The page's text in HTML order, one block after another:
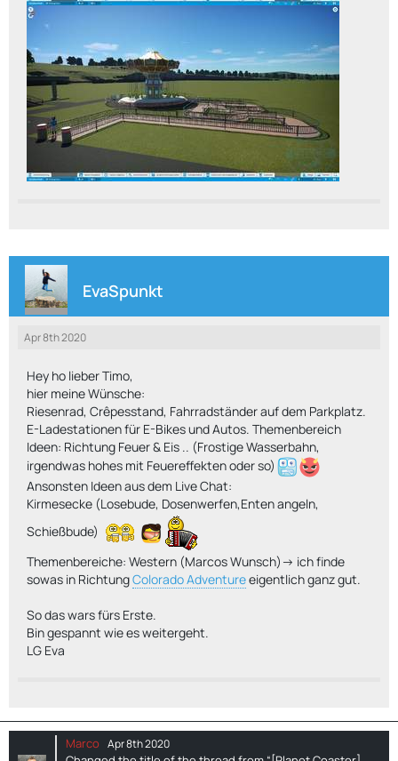
EvaSpunkt
Apr 8th 2020
Hey ho lieber Timo,
hier meine Wünsche:
Riesenrad, Crêpesstand, Fahrradständer auf dem Parkplatz.
E-Ladestationen für E-Bikes und Autos. Themenbereich
Ideen: Richtung Feuer & Eis .. (Frostige Wasserbahn,
irgendwas hohes mit Feuereffekten oder so)
Ansonsten Ideen aus dem Live Chat:
Kirmesecke (Losebude, Dosenwerfen,Enten angeln,
Schießbude)
Themenbereiche: Western (Marcos Wunsch)-> ich finde
sowas in RichtungColorado Adventureeigentlich ganz gut.
So das wars fürs Erste.
Bin gespannt wie es weitergeht.
LG Eva
Marco Apr 8th 2020